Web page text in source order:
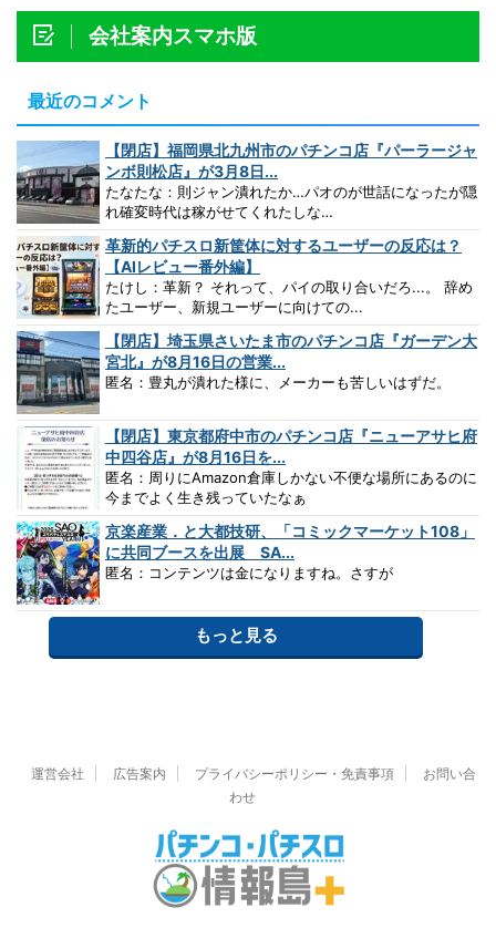
会社案内スマホ版
最近のコメント
【閉店】福岡県北九州市のパチンコ店『パーラージャ
ンボ則松店』が3月8日...
たなたな：則ジャン潰れたか…パオのが世話になったが隠
れ確変時代は稼がせてくれたしな…
革新的パチスロ新筐体に対するユーザーの反応は？
【AIレビュー番外編】
たけし：革新？ それって、パイの取り合いだろ...。 辞め
たユーザー、新規ユーザーに向けての...
【閉店】埼玉県さいたま市のパチンコ店『ガーデン大
宮北』が8月16日の営業...
匿名：豊丸が潰れた様に、メーカーも苦しいはずだ。
【閉店】東京都府中市のパチンコ店『ニューアサヒ府
中四谷店』が8月16日を...
匿名：周りにAmazon倉庫しかない不便な場所にあるのに
今までよく生き残っていたなぁ
京楽産業．と大都技研、「コミックマーケット108」
に共同ブースを出展 SA...
匿名：コンテンツは金になりますね。さすが
もっと見る
運営会社 広告案内 プライバシーポリシー・免責事項
お問い合
わせ